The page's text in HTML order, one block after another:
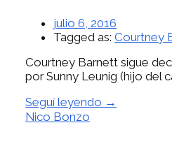
julio 6, 2016
Tagged as:Courtney
Courtney Barnett sigue
por Sunny Leunig (hijo del
Seguí leyendo →
Nico Bonzo